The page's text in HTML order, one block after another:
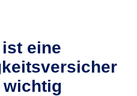
eine
wichtig